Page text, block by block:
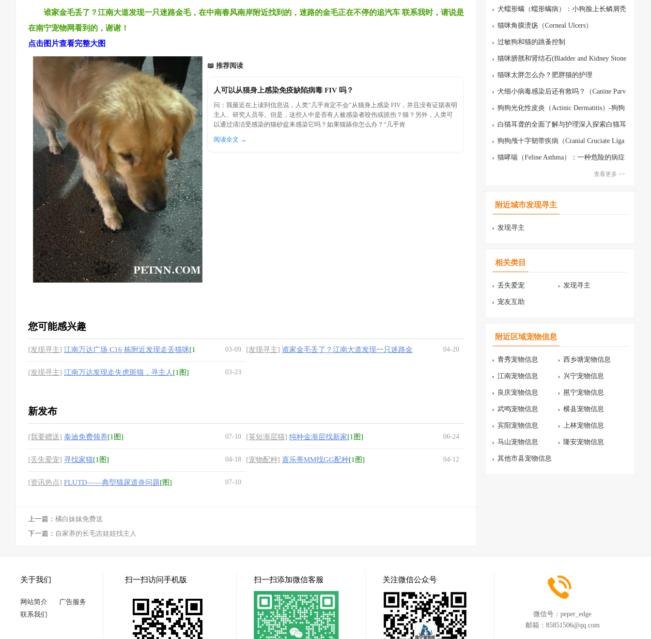
谁家金毛丢了？江南大道发现一只迷路金毛，在中南春风南岸附近找到的，迷路的金毛正在不停的追汽车 联系我时，请说是
在南宁宠物网看到的，谢谢！
点击图片查看完整大图
📖 推荐阅读
人可以从猫身上感染免疫缺陷病毒 FIV 吗？
问：我最近在上读到信息说，人类“几乎肯定不会”从猫身上感染 FIV，并且没有证据表明
主人、研究人员等。但是，这些人中是否有人被感染者咬伤或抓伤？猫？另外，人类可
以通过清洁受感染的猫砂盆来感染它吗？如果猫舔你怎么办？“几乎肯
阅读全文 →
您可能感兴趣
[发现寻主] 江南万达广场 C16 栋附近发现走丢猫咪[1
03-09 [发现寻主] 谁家金毛丢了？江南大道发现一只迷路金
04-20
[发现寻主] 江南万达发现走失虎斑猫，寻主人 [1图] 03-23
新发布
[我要赠送] 泰迪免费领养[1图] 07-10 [英短渐层猫] 纯种金渐层找新家[1图] 06-24
[丢失爱宠] 寻找家猫[1图] 04-18 [宠物配种] 喜乐蒂MM找GG配种[1图] 04-12
[资讯热点] FLUTD——典型猫尿道炎问题[图] 07-10
上一篇： 橘白妹妹免费送
下一篇： 自家养的长毛吉娃娃找主人
里！
犬蠕形螨（蠕形螨病）：小狗脸上长鳞屑秃
斑还红怎么办？
猫咪角膜溃疡（Corneal Ulcers）
过敏狗和猫的跳蚤控制
猫咪膀胱和肾结石(Bladder and Kidney Stone
s) 猫咪太胖怎么办？肥胖猫的护理
犬细小病毒感染后还有救吗？（Canine Parv
ovirus Infection, CPI）
狗狗光化性皮炎（Actinic Dermatitis）-狗狗
会被晒伤吗？
白猫耳聋的全面了解与护理深入探索白猫耳
聋现象（Deafness in White Cats）
狗狗颅十字韧带疾病（Cranial Cruciate Liga
ment Disease)
猫哮喘（Feline Asthma）：一种危险的病症
查看更多 >>
附近城市发现寻主
发现寻主
相关类目
丢失爱宠 发现寻主
宠友互助
附近区域宠物信息
青秀宠物信息 西乡塘宠物信息
江南宠物信息 兴宁宠物信息
良庆宠物信息 邕宁宠物信息
武鸣宠物信息 横县宠物信息
宾阳宠物信息 上林宠物信息
马山宠物信息 隆安宠物信息
其他市县宠物信息
关于我们
网站简介
广告服务
联系我们
扫一扫访问手机版 扫一扫添加微信客服 关注微信公众号
微信号： peper_edge
邮箱： 85851506@qq.com